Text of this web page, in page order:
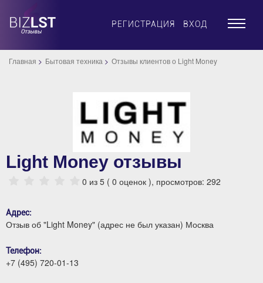
РЕГИСТРАЦИЯ ВХОД ×
Главная Бытовая техника Отзывы клиентов о Light Money
Light Money отзывы
0 из 5 ( 0 оценок ), просмотров: 292
Адрес:
Отзыв об "Light Money" (адрес не был указан) Москва
Телефон:
+7 (495) 720-01-13